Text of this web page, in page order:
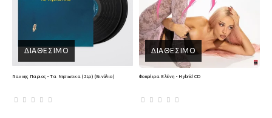
ΔΙΑΘΈΣΙΜΟ
Γιαννης Παριος - Τα Νησιωτικα (2Lp) (Βινύλιο)
ΔΙΑΘΈΣΙΜΟ
Φουρέιρα Ελένη - Hybrid CD